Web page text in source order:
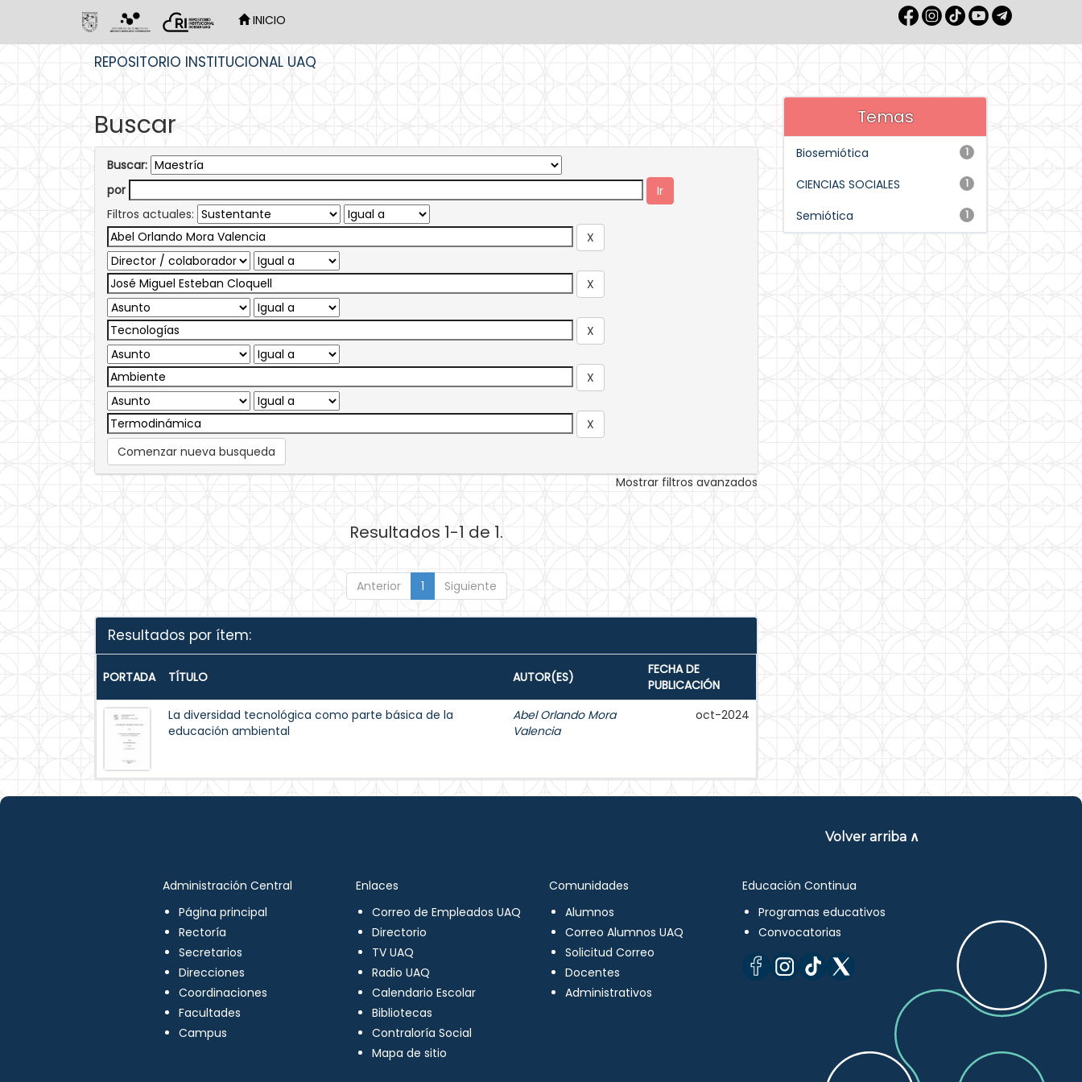
INICIO
REPOSITORIO INSTITUCIONAL UAQ
Buscar
Buscar:
por
Filtros actuales:
Comenzar nueva busqueda
Mostrar filtros avanzados
Resultados 1-1 de 1.
Anterior 1 Siguiente
Resultados por ítem:
PORTADA TÍTULO AUTOR(ES)
FECHA DE
PUBLICACIÓN
La diversidad tecnológica como parte básica de la
educación ambiental
Abel Orlando Mora
Valencia
oct-2024
Temas
1
Biosemiótica
1
CIENCIAS SOCIALES
1
Semiótica
Volver arriba ∧
Administración Central
Página principal
Rectoría
Secretarios
Direcciones
Coordinaciones
Facultades
Campus
Enlaces
Correo de Empleados UAQ
Directorio
TV UAQ
Radio UAQ
Calendario Escolar
Bibliotecas
Contraloría Social
Mapa de sitio
Comunidades
Alumnos
Correo Alumnos UAQ
Solicitud Correo
Docentes
Administrativos
Educación Continua
Programas educativos
Convocatorias